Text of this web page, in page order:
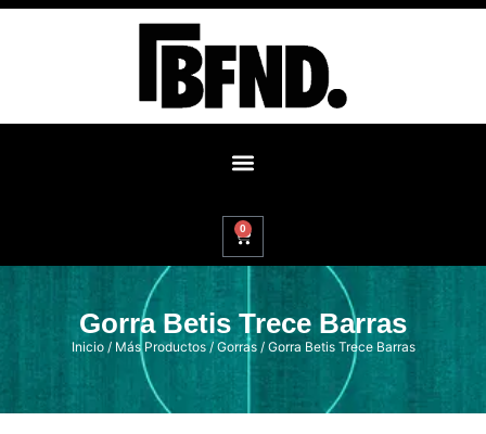
0
Gorra Betis Trece Barras
Inicio/ Más Productos/ Gorras/ Gorra Betis Trece Barras